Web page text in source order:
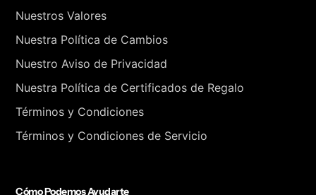
Nuestros Valores
Nuestra Política de Cambios
Nuestro Aviso de Privacidad
Nuestra Política de Certificados de Regalo
Términos y Condiciones
Términos y Condiciones de Servicio
Cómo Podemos Ayudarte